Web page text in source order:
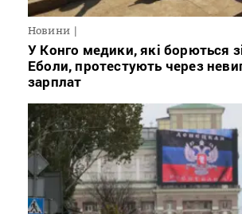
Новини
У Конго медики, які борються
Еболи, протестують через
зарплат